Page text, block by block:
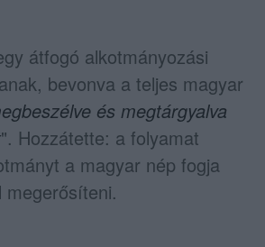
átfogó alkotmányozási
bevonva a teljes magyar
és megtárgyalva
". Hozzátette: a folyamat
a magyar nép fogja
megerősíteni.